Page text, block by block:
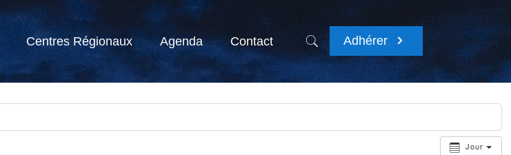
Centres Régionaux Agenda Contact Adhérer
Jour